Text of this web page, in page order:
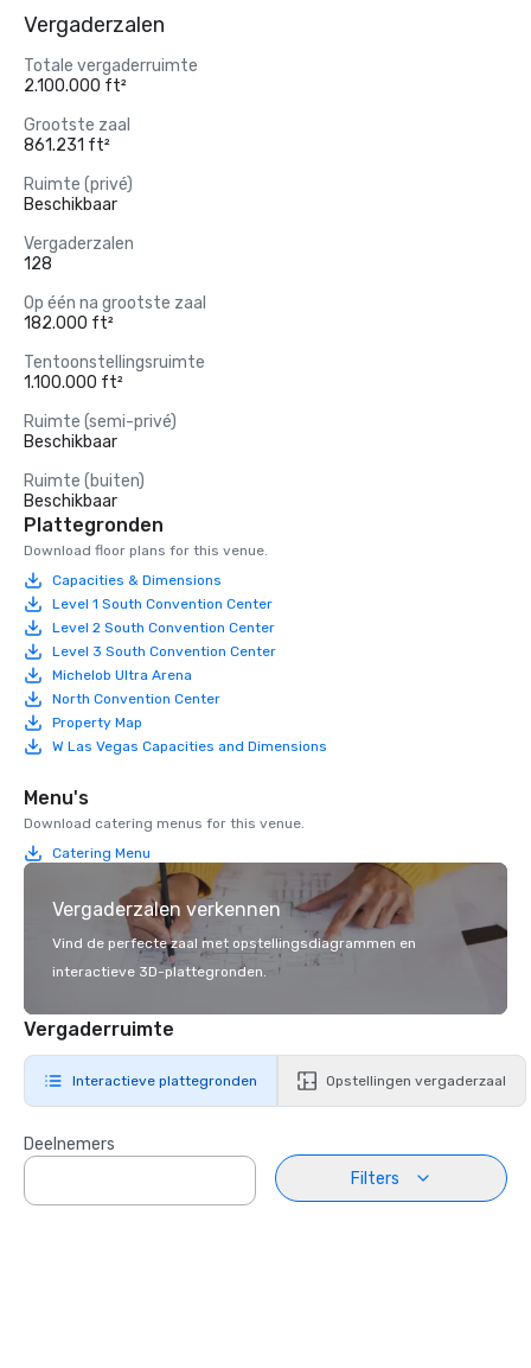
Vergaderzalen
Totale vergaderruimte
2.100.000 ft²
Grootste zaal
861.231 ft²
Ruimte (privé)
Beschikbaar
Vergaderzalen
128
Op één na grootste zaal
182.000 ft²
Tentoonstellingsruimte
1.100.000 ft²
Ruimte (semi-privé)
Beschikbaar
Ruimte (buiten)
Beschikbaar
Plattegronden
Download floor plans for this venue.
Capacities & Dimensions
Level 1 South Convention Center
Level 2 South Convention Center
Level 3 South Convention Center
Michelob Ultra Arena
North Convention Center
Property Map
W Las Vegas Capacities and Dimensions
Menu's
Download catering menus for this venue.
Catering Menu
Vergaderzalen verkennen
Vind de perfecte zaal met opstellingsdiagrammen en
interactieve 3D-plattegronden.
Vergaderruimte
Interactieve plattegronden Opstellingen vergaderzaal
Deelnemers
Filters